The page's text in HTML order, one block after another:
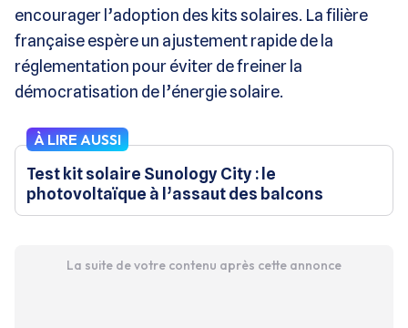
encourager l’adoption des kits solaires. La filière
française espère un ajustement rapide de la
réglementation pour éviter de freiner la
démocratisation de l’énergie solaire​.
À LIRE AUSSI
Test kit solaire Sunology City : le
photovoltaïque à l’assaut des balcons
La suite de votre contenu après cette annonce